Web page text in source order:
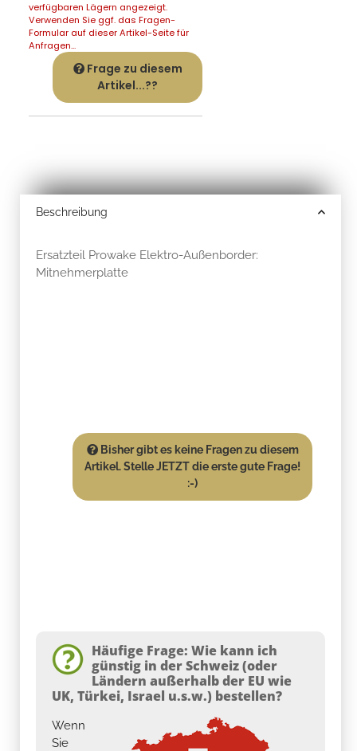
verfügbaren Lägern angezeigt.
Verwenden Sie ggf. das Fragen-
Formular auf dieser Artikel-Seite für
Anfragen...
Frage zu diesem
Artikel...??
Beschreibung
Ersatzteil Prowake Elektro-Außenborder:
Mitnehmerplatte
Bisher gibt es keine Fragen zu diesem
Artikel. Stelle JETZT die erste gute Frage!
:-)
Häufige Frage: Wie kann ich
günstig in der Schweiz (oder
Ländern außerhalb der EU wie
UK, Türkei, Israel u.s.w.) bestellen?
Wenn
Sie